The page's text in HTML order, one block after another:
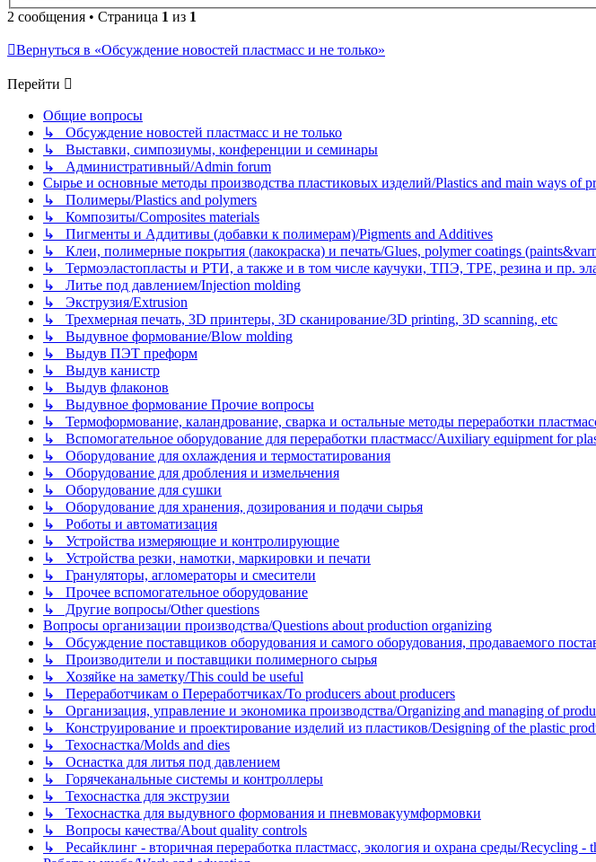
2 сообщения • Страница 1 из 1
Вернуться в «Обсуждение новостей пластмасс и не только»
Перейти
Общие вопросы
↳ Обсуждение новостей пластмасс и не только
↳ Выставки, симпозиумы, конференции и семинары
↳ Административный/Admin forum
Сырье и основные методы производства пластиковых изделий/Plastics and main ways of
↳ Полимеры/Plastics and polymers
↳ Композиты/Сomposites materials
↳ Пигменты и Аддитивы (добавки к полимерам)/Pigments and Additives
↳ Клеи, полимерные покрытия (лакокраска) и печать/Glues, polymer coatings
↳ Термоэластопласты и РТИ, а также и в том числе каучуки, ТПЭ, TPE, резина и пр.
↳ Литье под давлением/Injection molding
↳ Экструзия/Extrusion
↳ Трехмерная печать, 3D принтеры, 3D сканирование/3D printing, 3D scanning, etc
↳ Выдувное формование/Blow molding
↳ Выдув ПЭТ преформ
↳ Выдув канистр
↳ Выдув флаконов
↳ Выдувное формование Прочие вопросы
↳ Термоформование, каландрование, сварка и остальные методы переработки
↳ Вспомогательное оборудование для переработки пластмасс/Auxiliary equipment for
↳ Оборудование для охлаждения и термостатирования
↳ Оборудование для дробления и измельчения
↳ Оборудование для сушки
↳ Оборудование для хранения, дозирования и подачи сырья
↳ Роботы и автоматизация
↳ Устройства измеряющие и контролирующие
↳ Устройства резки, намотки, маркировки и печати
↳ Грануляторы, агломераторы и смесители
↳ Прочее вспомогательное оборудование
↳ Другие вопросы/Other questions
Вопросы организации производства/Questions about production organizing
↳ Обсуждение поставщиков оборудования и самого оборудования, продаваемого
↳ Производители и поставщики полимерного сырья
↳ Хозяйке на заметку/This could be useful
↳ Переработчикам о Переработчиках/To producers about producers
↳ Организация, управление и экономика производства/Organizing and managing of
↳ Конструирование и проектирование изделий из пластиков/Designing of the plastic
↳ Техоснастка/Molds and dies
↳ Оснастка для литья под давлением
↳ Горячеканальные системы и контроллеры
↳ Техоснастка для экструзии
↳ Техоснастка для выдувного формования и пневмовакуумформовки
↳ Вопросы качества/About quality controls
↳ Ресайклинг - вторичная переработка пластмасс, экология и охрана среды/Recycling -